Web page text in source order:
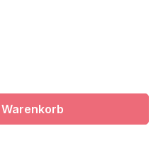
oder benutze die Schaltflächen